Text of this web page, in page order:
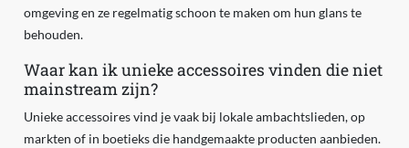
omgeving en ze regelmatig schoon te maken om hun glans te
behouden.
Waar kan ik unieke accessoires vinden die niet
mainstream zijn?
Unieke accessoires vind je vaak bij lokale ambachtslieden, op
markten of in boetieks die handgemaakte producten aanbieden.